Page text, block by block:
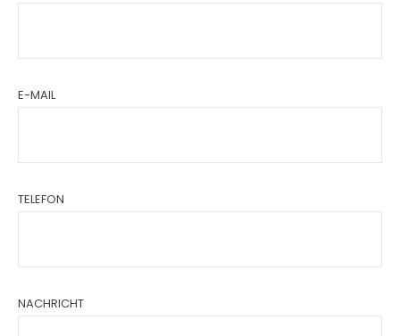
E-MAIL
TELEFON
NACHRICHT